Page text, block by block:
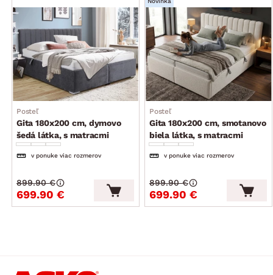
bez vyobrazenej deky, vankúšov a lôžkovín
dodávané v čiastočnom demonte
Posteľ
Gita 180x200 cm, dymovo
šedá látka, s matracmi
v ponuke viac rozmerov
699.90 €
899.90 €
Posteľ
Gita 180x200 cm, smotanovo
biela látka, s matracmi
v ponuke viac rozmerov
699.90 €
899.90 €